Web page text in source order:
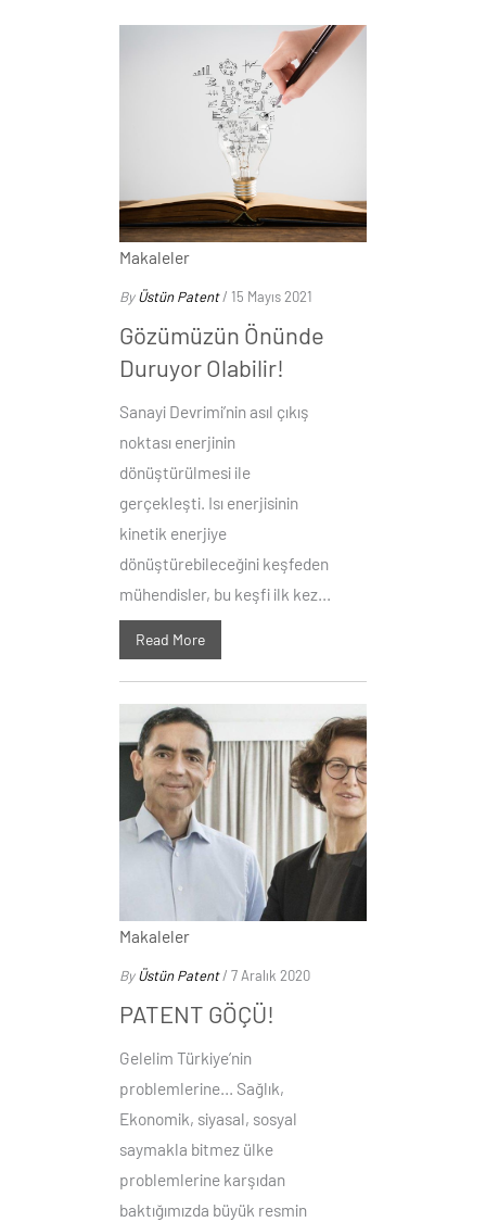
Makaleler
ByÜstün Patent/ 15 Mayıs 2021
Gözümüzün Önünde
Duruyor Olabilir!
Sanayi Devrimi’nin asıl çıkış
noktası enerjinin
dönüştürülmesi ile
gerçekleşti. Isı enerjisinin
kinetik enerjiye
dönüştürebileceğini keşfeden
mühendisler, bu keşfi ilk kez...
Read More
Makaleler
ByÜstün Patent/ 7 Aralık 2020
PATENT GÖÇÜ!
Gelelim Türkiye’nin
problemlerine… Sağlık,
Ekonomik, siyasal, sosyal
saymakla bitmez ülke
problemlerine karşıdan
baktığımızda büyük resmin